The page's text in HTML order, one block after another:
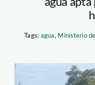
Tags: agua, Ministerio